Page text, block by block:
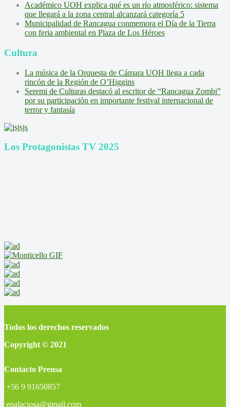
Académico UOH explica qué es un río atmosférico: sistema
que llegará a la zona central alcanzará categoría 5
Municipalidad de Rancagua conmemora el Día de la Tierra
con feria ambiental en Plaza de Los Héroes
Cultura
La música de la Orquesta de Cámara UOH llega a cada
rincón de la Región de O’Higgins
Seremi de Culturas destacó al escritor de “Rancagua Zombi”
por su participación en importante festival internacional de
terror y fantasía
Los Protagonistas TV 2025
Todos los derechos reservados
Copyright © 2021
Contacto Prensa
+56 9 91650857
epalaciosa@gmail.com